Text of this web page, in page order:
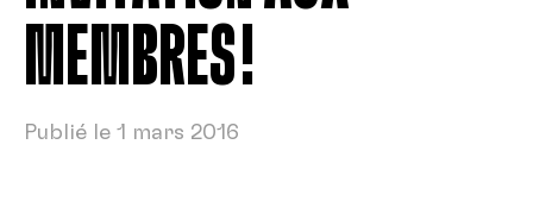
MEMBRES!
Publié le 1 mars 2016